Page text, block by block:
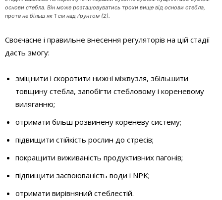
основи стебла. Він може розташовуватись трохи вище від основи стебла,
проте не більш як 1 см над ґрунтом (2).
Своєчасне і правильне внесення регуляторів на цій стадії
дасть змогу:
зміцнити і скоротити нижні міжвузля, збільшити
товщину стебла, запобігти стебловому і кореневому
виляганню;
отримати більш розвинену кореневу систему;
підвищити стійкість рослин до стресів;
покращити виживаність продуктивних пагонів;
підвищити засвоюваність води і NPK;
отримати вирівняний стеблестій.